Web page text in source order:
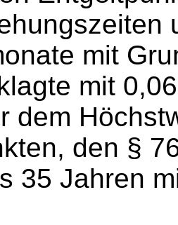
mit
mit
dem
den §
35 Jahren